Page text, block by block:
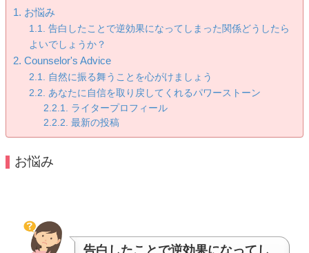
お悩み
告白したことで逆効果になってしまった関係どうしたら
よいでしょうか？
Counselor's Advice
自然に振る舞うことを心がけましょう
あなたに自信を取り戻してくれるパワーストーン
ライタープロフィール
最新の投稿
お悩み
告白したことで逆効果になってし